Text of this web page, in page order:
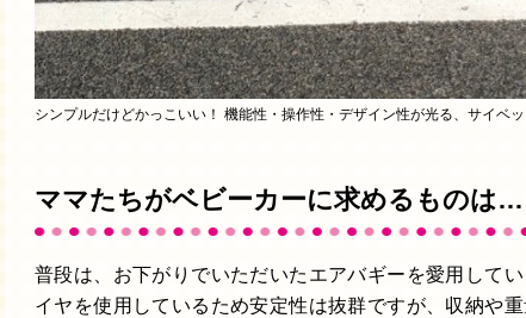
シンプルだけどかっこいい！ 機能性・操作性・デザイン性が光る、サイベ
ママたちがベビーカーに求めるものは…
普段は、お下がりでいただいたエアバギーを愛用して
イヤを使用しているため安定性は抜群ですが、収納や